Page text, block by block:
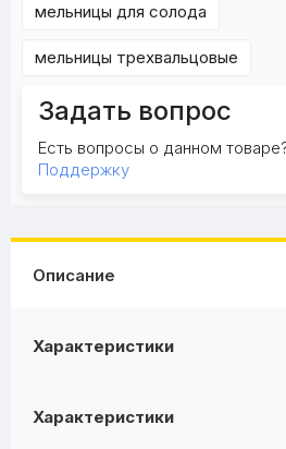
мельницы для солода
мельницы трехвальцовые
Задать вопрос
Есть вопросы о данном
Поддержку
Описание
Характеристики
Характеристики